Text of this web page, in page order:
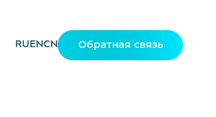
RUENCN Обратная связь